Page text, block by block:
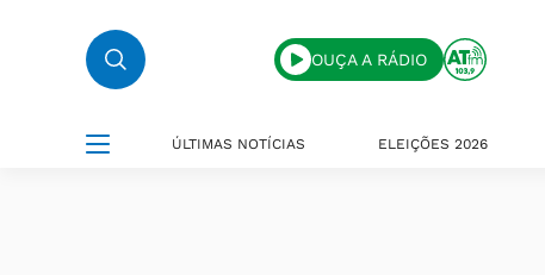
OUÇA A RÁDIO
ÚLTIMAS NOTÍCIAS ELEIÇÕES 2026